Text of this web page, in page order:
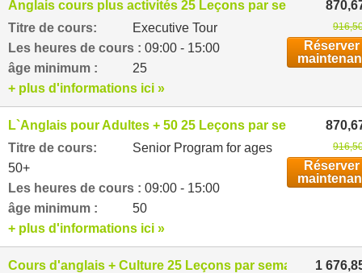
Anglais cours plus activités 25 Leçons par semaine
Titre de cours:
Executive Tour
Les heures de cours : 09:00 - 15:00
âge minimum :
25
Réserver
+ plus d'informations ici »
L`Anglais pour Adultes + 50 25 Leçons par semaine
Titre de cours:
Senior Program for ages
50+
Les heures de cours : 09:00 - 15:00
âge minimum :
50
Réserver
+ plus d'informations ici »
Cours d'anglais + Culture 25 Leçons par semaine
1